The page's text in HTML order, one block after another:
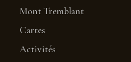
Mont Tremblant
Cartes
Activités